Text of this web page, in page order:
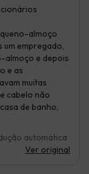
almoço
empregado,
almoço e depois
e as
muitas
cabelo não
de banho,
automática
Ver original